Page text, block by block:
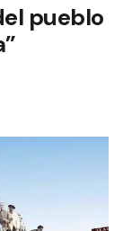
pueblo